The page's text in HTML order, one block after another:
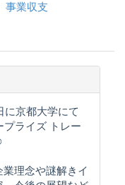
事業収支
に京都大学にて
プライズ トレー
理念や謎解きイ